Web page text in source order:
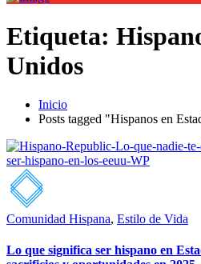
Etiqueta:
Unidos
Inicio
Posts tagged "Hispanos en
Comunidad Hispana, Estilo de Vida
Lo que significa ser hispano en